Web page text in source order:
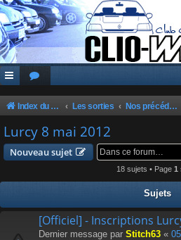
Index du forum Les sorties Nos précédentes sorties
Lurcy 8 mai 2012
Nouveau sujet
18 sujets • Page 1
Sujets
[Officiel] - Inscriptions
Dernier message par Stitch63 «